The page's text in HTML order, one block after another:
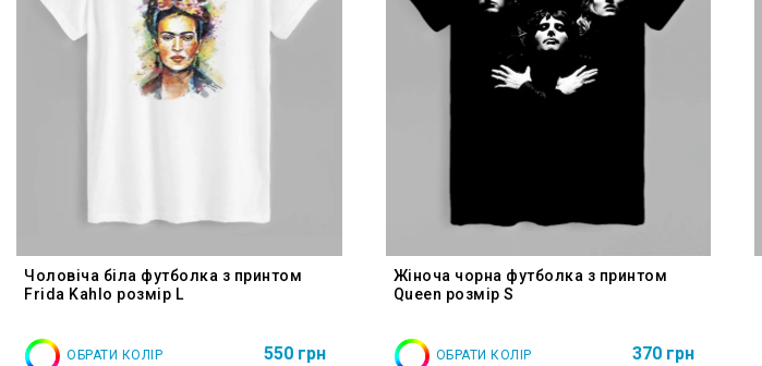
Чоловіча біла футболка з принтом
Frida Kahlo розмір L
ОБРАТИ КОЛІР 550 грн
Жіноча чорна футболка з принтом
Queen розмір S
ОБРАТИ КОЛІР 370 грн